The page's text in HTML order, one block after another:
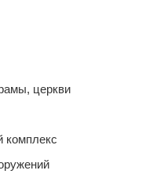
церкви
комплекс